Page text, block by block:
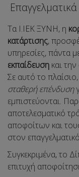
Τα Ι.ΙΕΚ ΞΥΝΗ, η
κατάρτισης,
υπηρεσίες, πάντα
εκπαίδευση και την
Σε αυτό το
σταθερή επένδυση
εμπιστεύονται.
αποτελεσματικό
αποφοίτων και
στον
Συγκεκριμένα, το
επιτυχή